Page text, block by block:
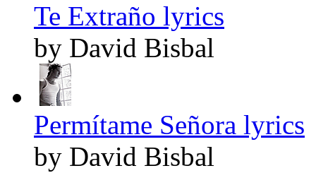
Te Extraño lyrics
by David Bisbal
Permítame Señora lyrics
by David Bisbal